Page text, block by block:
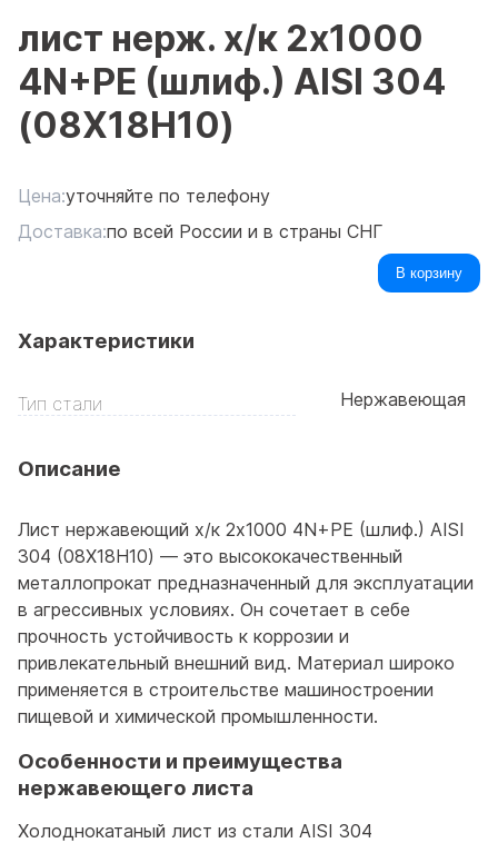
лист нерж. х/к 2х1000
4N+PE (шлиф.) AISI 304
(08Х18Н10)
Цена:уточняйте по телефону
Доставка:по всей России и в страны СНГ
В корзину
Характеристики
Тип стали Нержавеющая
Описание
Лист нержавеющий х/к 2х1000 4N+PE (шлиф.) AISI
304 (08Х18Н10) — это высококачественный
металлопрокат предназначенный для эксплуатации
в агрессивных условиях. Он сочетает в себе
прочность устойчивость к коррозии и
привлекательный внешний вид. Материал широко
применяется в строительстве машиностроении
пищевой и химической промышленности.
Особенности и преимущества
нержавеющего листа
Холоднокатаный лист из стали AISI 304